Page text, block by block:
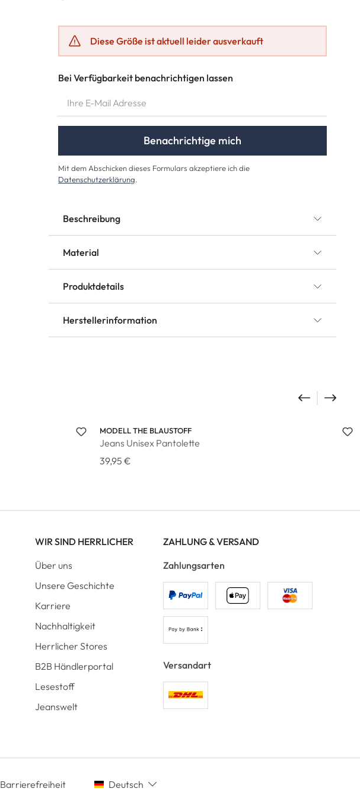
Bei Verfügbarkeit benachrichtigen lassen
Benachrichtige mich
Mit dem Abschicken dieses Formulars akzeptiere ich die
Datenschutzerklärung.
Diese Größe ist aktuell leider ausverkauft
Beschreibung
Material
Produktdetails
Herstellerinformation
MODELL THE BLAUSTOFF
Jeans Unisex Pantolette
39,95 €
WIR SIND HERRLICHER
Über uns
Unsere Geschichte
Karriere
Nachhaltigkeit
Herrlicher Stores
B2B Händlerportal
Lesestoff
Jeanswelt
ZAHLUNG & VERSAND
Zahlungsarten
Versandart
Barrierefreiheit Deutsch